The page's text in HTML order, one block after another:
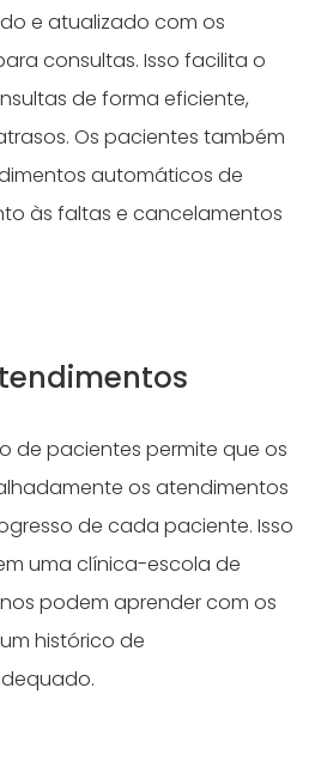
e atualizado com os
consultas. Isso facilita o
de forma eficiente,
Os pacientes também
automáticos de
às faltas e cancelamentos
de pacientes permite que os
os atendimentos
de cada paciente. Isso
uma clínica-escola de
podem aprender com os
histórico de